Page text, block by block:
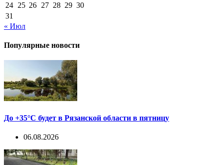
24 25 26 27 28 29 30
31
« Июл
Популярные новости
До +35°С будет в Рязанской области в пятницу
06.08.2026